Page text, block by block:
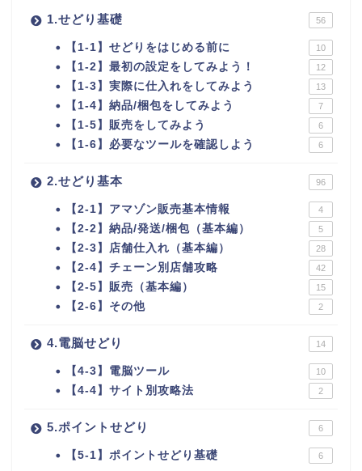
1.せどり基礎 56
【1-1】せどりをはじめる前に 10
【1-2】最初の設定をしてみよう！ 12
【1-3】実際に仕入れをしてみよう 13
【1-4】納品/梱包をしてみよう 7
【1-5】販売をしてみよう 6
【1-6】必要なツールを確認しよう 6
2.せどり基本 96
【2-1】アマゾン販売基本情報 4
【2-2】納品/発送/梱包（基本編） 5
【2-3】店舗仕入れ（基本編） 28
【2-4】チェーン別店舗攻略 42
【2-5】販売（基本編） 15
【2-6】その他 2
4.電脳せどり 14
【4-3】電脳ツール 10
【4-4】サイト別攻略法 2
5.ポイントせどり 6
【5-1】ポイントせどり基礎 6